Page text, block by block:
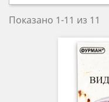
Показано 1-11 из 11